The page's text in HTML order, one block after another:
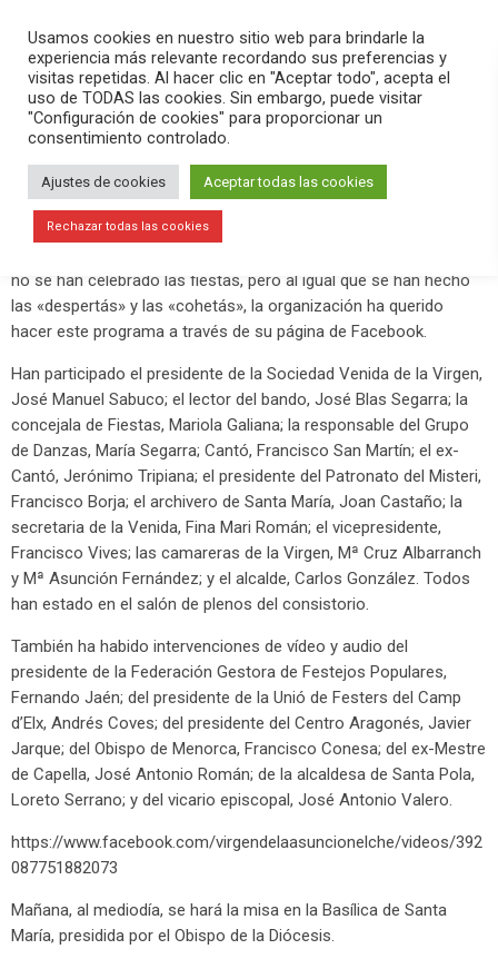
search menu pause PLAY
diciembre 28, 2020
Programa especial de la Venida de la
Virgen desde el Ajuntament d’Elx
El salón de plenos del Ajuntament d’Elx ha acogido esta tarde un
no se han celebrado las fiestas, pero al igual que se han hecho
las «despertás» y las «cohetás», la organización ha querido
hacer este programa a través de su página de Facebook.
Han participado el presidente de la Sociedad Venida de la Virgen,
José Manuel Sabuco; el lector del bando, José Blas Segarra; la
concejala de Fiestas, Mariola Galiana; la responsable del Grupo
de Danzas, María Segarra; Cantó, Francisco San Martín; el ex-
Cantó, Jerónimo Tripiana; el presidente del Patronato del Misteri,
Francisco Borja; el archivero de Santa María, Joan Castaño; la
secretaria de la Venida, Fina Mari Román; el vicepresidente,
Francisco Vives; las camareras de la Virgen, Mª Cruz Albarranch
y Mª Asunción Fernández; y el alcalde, Carlos González. Todos
han estado en el salón de plenos del consistorio.
También ha habido intervenciones de vídeo y audio del
presidente de la Federación Gestora de Festejos Populares,
Fernando Jaén; del presidente de la Unió de Festers del Camp
d’Elx, Andrés Coves; del presidente del Centro Aragonés, Javier
Jarque; del Obispo de Menorca, Francisco Conesa; del ex-Mestre
de Capella, José Antonio Román; de la alcaldesa de Santa Pola,
Loreto Serrano; y del vicario episcopal, José Antonio Valero.
https://www.facebook.com/virgendelaasuncionelche/videos/392
087751882073
Mañana, al mediodía, se hará la misa en la Basílica de Santa
María, presidida por el Obispo de la Diócesis.
Usamos cookies en nuestro sitio web para brindarle la
experiencia más relevante recordando sus preferencias y
visitas repetidas. Al hacer clic en "Aceptar todo", acepta el
uso de TODAS las cookies. Sin embargo, puede visitar
"Configuración de cookies" para proporcionar un
consentimiento controlado.
Ajustes de cookies Aceptar todas las cookies
Rechazar todas las cookies